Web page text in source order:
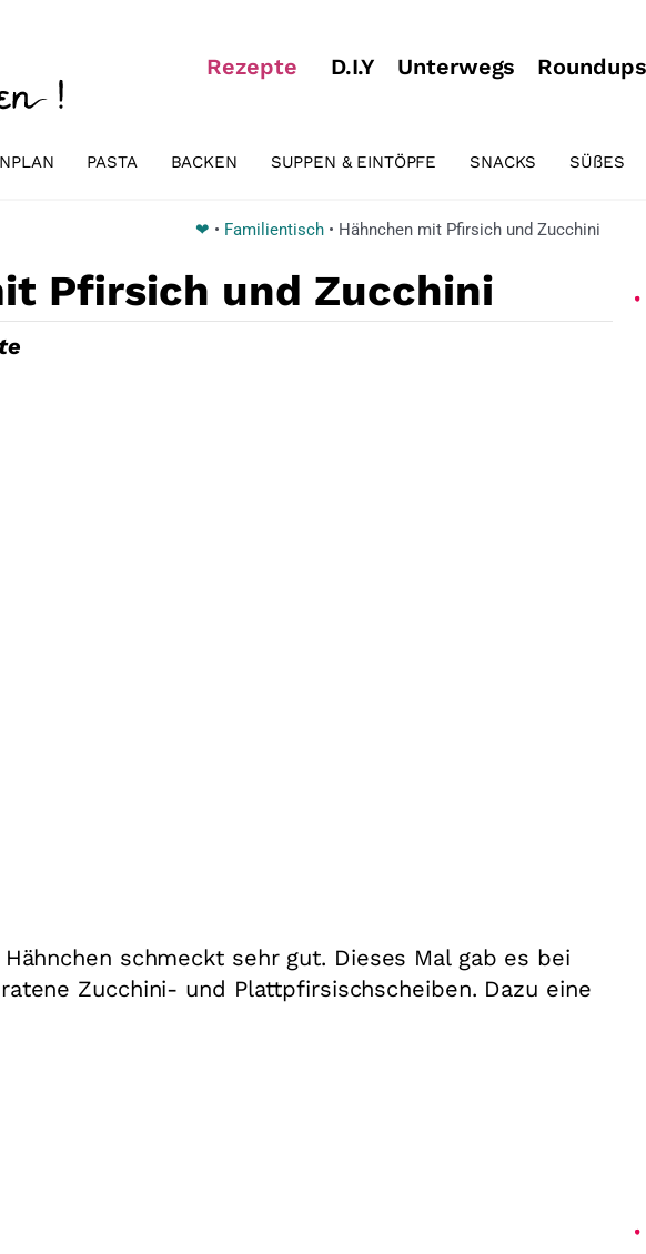
Rezepte D.I.Y Unterwegs Roundups
PASTA BACKEN SUPPEN & EINTÖPFE SNACKS SÜßES
❤ • Familientisch• Hähnchen mit Pfirsich und Zucchini
Pfirsich und Zucchini
schmeckt sehr gut. Dieses Mal gab es bei
Zucchini- und Plattpfirsischscheiben. Dazu eine